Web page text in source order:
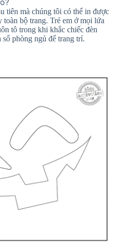
tiên mà chúng tôi có thể in được
bộ trang. Trẻ em ở mọi lứa
tô trong khi khắc chiếc đèn
phòng ngủ để trang trí.